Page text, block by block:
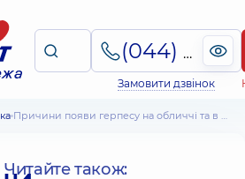
(044) 495-2-888
Замовити дзвінок
Причини появи герпесу на обличчі та в інших місцях. Симптоми, лікування
Читайте також: